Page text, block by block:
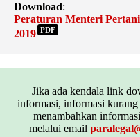
Download:
Peraturan Menteri
2019 PDF
Jika ada kendala link
informasi, informasi
menambahkan
melalui email